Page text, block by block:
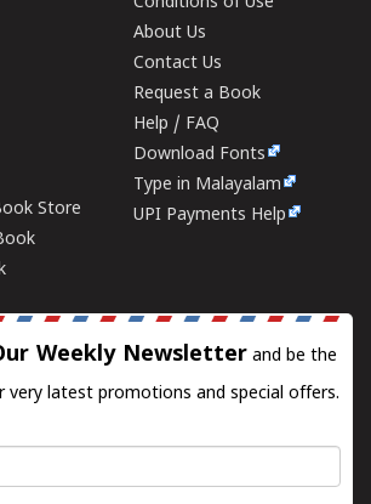
Store
About Us
Contact Us
Request a Book
Help / FAQ
Download Fonts
Type in Malayalam
UPI Payments Help
Weekly Newsletter and be the
very latest promotions and special offers.